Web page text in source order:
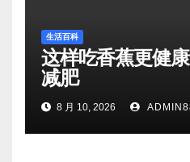
生活百科
这样吃香蕉更健
减肥
8 月 10, 2026